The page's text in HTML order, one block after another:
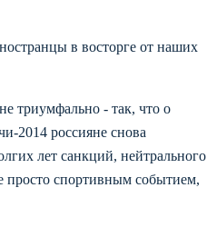
в восторге от наших
триумфально - так, что о
россияне снова
лет санкций, нейтрального
просто спортивным событием,